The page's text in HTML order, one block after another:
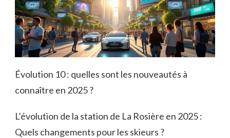
Évolution 10 : quelles sont les nouveautés à
connaître en 2025 ?
L’évolution de la station de La Rosière en 2025 :
Quels changements pour les skieurs ?